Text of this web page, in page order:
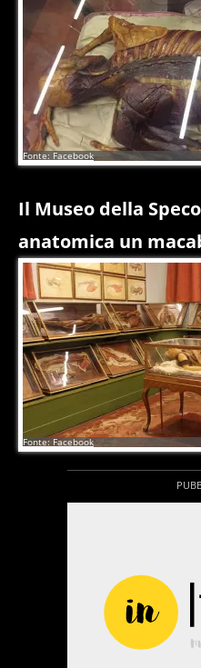
Fonte: Facebook
Il Museo della
anatomica un
Fonte: Facebook